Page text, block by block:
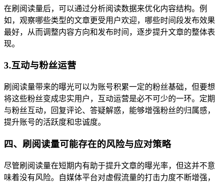
在刷阅读量后，可以通过分析阅读数据来优化内容结构。例
如，观察哪些类型的文章更受用户欢迎，哪些时间段发布效果
最好，从而调整内容方向和发布时间，逐步提升文章的整体表
现。
3.互动与粉丝运营
刷阅读量带来的曝光可以为账号积累一定的粉丝基础，但要想
将这些粉丝变成忠实用户，互动运营是必不可少的一环。定期
与粉丝互动，回复评论、答疑解惑，能够增强粉丝的归属感，
提升账号的活跃度和忠诚度。
四、刷阅读量可能存在的风险与应对策略
尽管刷阅读量在短期内有助于提升文章的曝光率，但这并不意
味着没有风险。自媒体平台对虚假流量的打击力度不断增强，